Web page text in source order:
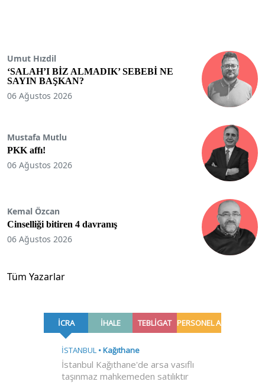
Umut Hızdil
‘SALAH’I BİZ ALMADIK’ SEBEBİ NE
SAYIN BAŞKAN?
06 Ağustos 2026
Mustafa Mutlu
PKK affı!
06 Ağustos 2026
Kemal Özcan
Cinselliği bitiren 4 davranış
06 Ağustos 2026
Tüm Yazarlar